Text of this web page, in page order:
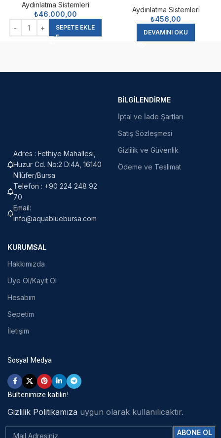
Aydınlatma Sistemleri
₺46.000,00
SEPETE EKLE
Aydınlatma Sistemleri
₺456,00
DEVAMINI OKU
Adres : Fethiye Mahallesi,
Huzur Cd. No:2 D:4A, 16140
Ni̇lüfer/Bursa
Telefon : +90 224 248 92
70
Email:
info@aquabluebursa.com
BILGILENDIRME
İptal ve İade Şartları
Satış Sözleşmesi
Gizlilik ve Güvenlik
Ödeme ve Teslimat
KURUMSAL
Hakkımızda
Üye Ol/Kayıt Ol
Hesabım
Sepetim
İletişim
Sosyal Medya
Bültenimize katılın!
Gizlilik Politikamıza uygun olarak kullanılıcaktır.